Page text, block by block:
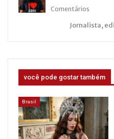
Comentários
Jornalista,
você pode gostar também
Brasil